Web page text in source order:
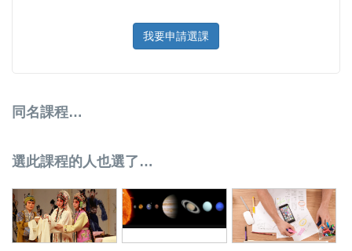
我要申請選課
同名課程…
選此課程的人也選了…